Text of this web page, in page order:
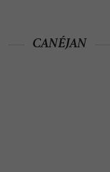
CANÉJAN